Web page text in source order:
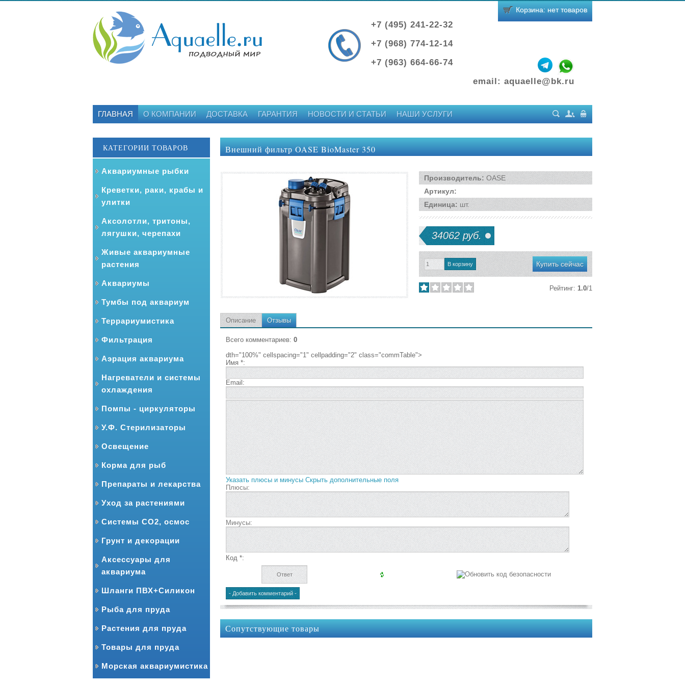
+7 (495) 241-22-32
+7 (968) 774-12-14
+7 (963) 664-66-74
email: aquaelle@bk.ru
Корзина: нет товаров
ГЛАВНАЯ О КОМПАНИИ ДОСТАВКА ГАРАНТИЯ НОВОСТИ И СТАТЬИ НАШИ УСЛУГИ Поиск Регистрация
КАТЕГОРИИ ТОВАРОВ
Аквариумные рыбки
Креветки, раки, крабы и
улитки
Аксолотли, тритоны,
лягушки, черепахи
Живые аквариумные
растения
Аквариумы
Тумбы под аквариум
Террариумистика
Фильтрация
Аэрация аквариума
Нагреватели и системы
охлаждения
Помпы - циркуляторы
У.Ф. Стерилизаторы
Освещение
Корма для рыб
Препараты и лекарства
Уход за растениями
Системы CO2, осмос
Грунт и декорации
Аксессуары для
аквариума
Шланги ПВХ+Силикон
Рыба для пруда
Растения для пруда
Товары для пруда
Морская аквариумистика
Внешний фильтр OASE BioMaster 350
Производитель: OASE
Артикул:
Единица: шт.
34062 руб.
Купить сейчас
Рейтинг: 1.0/1
Описание Отзывы
Всего комментариев: 0
dth="100%" cellspacing="1" cellpadding="2" class="commTable">
Имя *:
Email:
Указать плюсы и минусы Скрыть дополнительные поля
Плюсы:
Минусы:
Код *:
Сопутствующие товары